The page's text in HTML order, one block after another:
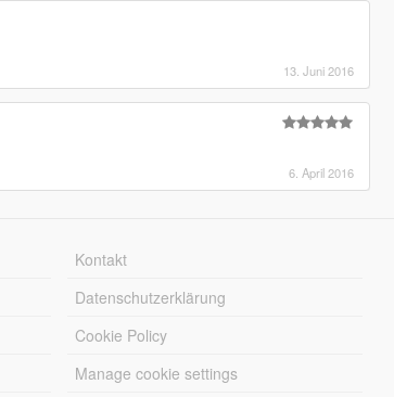
13. Juni 2016
6. April 2016
Kontakt
Datenschutzerklärung
Cookie Policy
Manage cookie settings